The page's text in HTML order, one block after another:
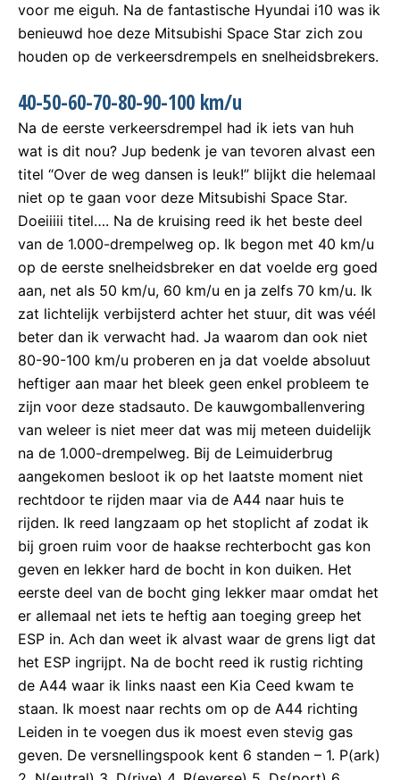
voor me eiguh. Na de fantastische Hyundai i10 was ik
benieuwd hoe deze Mitsubishi Space Star zich zou
houden op de verkeersdrempels en snelheidsbrekers.
40-50-60-70-80-90-100 km/u
Na de eerste verkeersdrempel had ik iets van huh
wat is dit nou? Jup bedenk je van tevoren alvast een
titel “Over de weg dansen is leuk!” blijkt die helemaal
niet op te gaan voor deze Mitsubishi Space Star.
Doeiiiii titel…. Na de kruising reed ik het beste deel
van de 1.000-drempelweg op. Ik begon met 40 km/u
op de eerste snelheidsbreker en dat voelde erg goed
aan, net als 50 km/u, 60 km/u en ja zelfs 70 km/u. Ik
zat lichtelijk verbijsterd achter het stuur, dit was véél
beter dan ik verwacht had. Ja waarom dan ook niet
80-90-100 km/u proberen en ja dat voelde absoluut
heftiger aan maar het bleek geen enkel probleem te
zijn voor deze stadsauto. De kauwgomballenvering
van weleer is niet meer dat was mij meteen duidelijk
na de 1.000-drempelweg. Bij de Leimuiderbrug
aangekomen besloot ik op het laatste moment niet
rechtdoor te rijden maar via de A44 naar huis te
rijden. Ik reed langzaam op het stoplicht af zodat ik
bij groen ruim voor de haakse rechterbocht gas kon
geven en lekker hard de bocht in kon duiken. Het
eerste deel van de bocht ging lekker maar omdat het
er allemaal net iets te heftig aan toeging greep het
ESP in. Ach dan weet ik alvast waar de grens ligt dat
het ESP ingrijpt. Na de bocht reed ik rustig richting
de A44 waar ik links naast een Kia Ceed kwam te
staan. Ik moest naar rechts om op de A44 richting
Leiden in te voegen dus ik moest even stevig gas
geven. De versnellingspook kent 6 standen – 1. P(ark)